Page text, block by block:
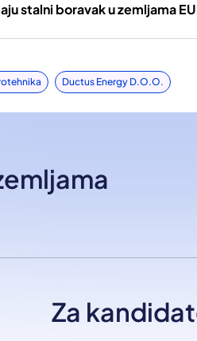
stalni boravak u zemljama
Ductus Energy D.o.o.
Za